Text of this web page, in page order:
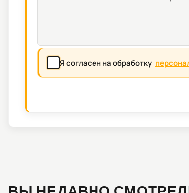
Я согласен на обработку